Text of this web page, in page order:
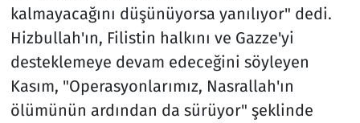
kalmayacağını düşünüyorsa yanılıyor" dedi.
Hizbullah'ın, Filistin halkını ve Gazze'yi
desteklemeye devam edeceğini söyleyen
Kasım, "Operasyonlarımız, Nasrallah'ın
ölümünün ardından da sürüyor" şeklinde